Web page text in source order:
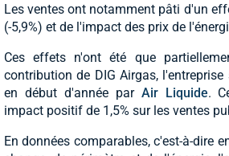
Les ventes ont notamment pâti d'un
(-5,9%) et de l'impact des prix de
Ces effets n'ont été que
contribution de DIG Airgas, l'entreprise
en début d'année par Air Liquide.
impact positif de 1,5% sur les ventes
En données comparables, c'est-à-dire